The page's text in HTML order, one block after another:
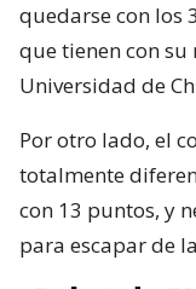
quedarse con los
que tienen con
Universidad de
Por otro lado, el
totalmente
con 13 puntos, y
para escapar de